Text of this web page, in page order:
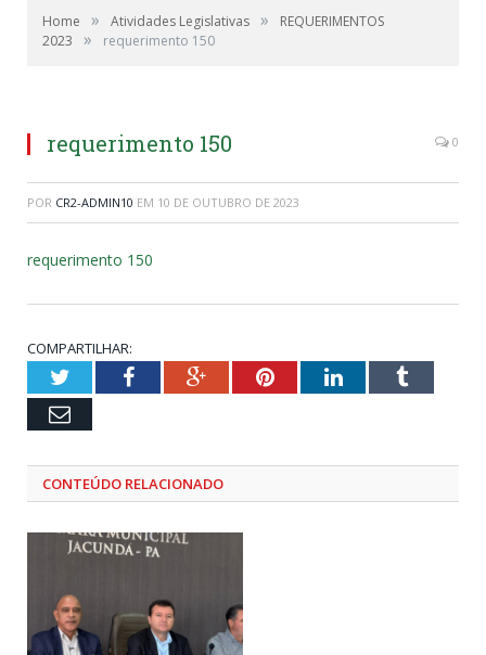
Home » Atividades Legislativas »
REQUERIMENTOS
2023
» requerimento 150
requerimento 150 0
POR CR2-ADMIN10 EM 10 DE OUTUBRO DE 2023
requerimento 150
COMPARTILHAR:
TwitterFacebookGoogle+PinterestLinkedInTumblr
Email
CONTEÚDO RELACIONADO